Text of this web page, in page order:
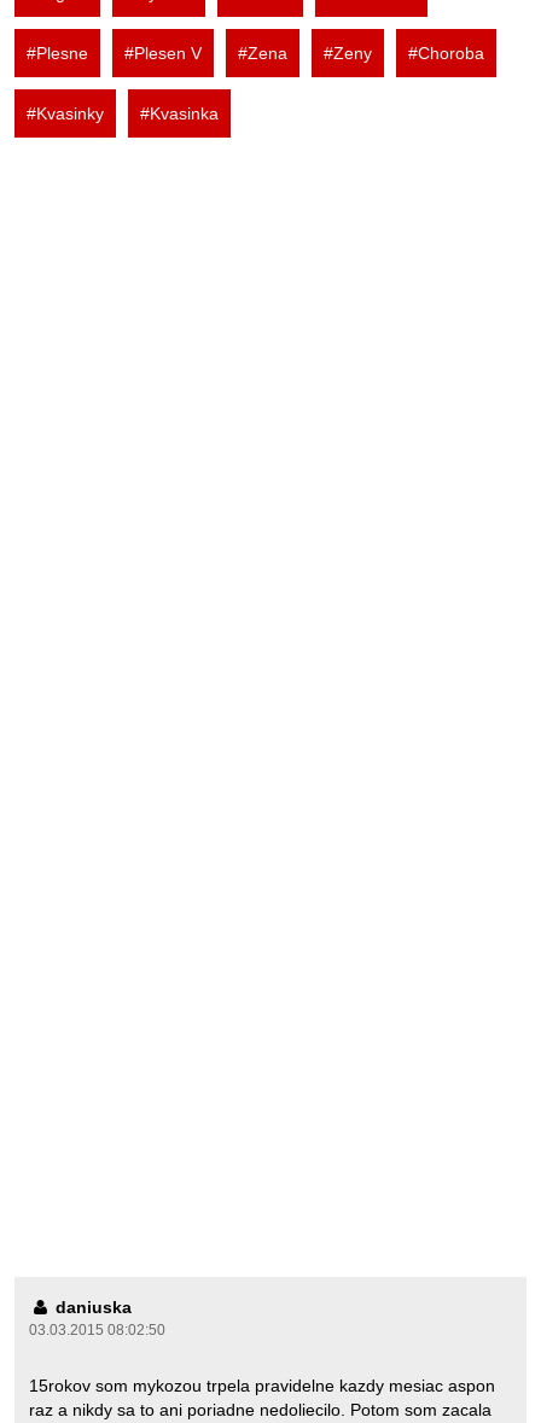
#Plesne #Plesen V #Zena #Zeny #Choroba
#Kvasinky #Kvasinka
daniuska
03.03.2015 08:02:50
15rokov som mykozou trpela pravidelne kazdy mesiac aspon
raz a nikdy sa to ani poriadne nedoliecilo. Potom som zacala